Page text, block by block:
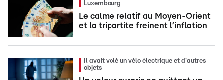
Luxembourg
Le calme relatif au Moyen-Orient
et la tripartite freinent l’inflation
Il avait volé un vélo électrique et d'autres
objets